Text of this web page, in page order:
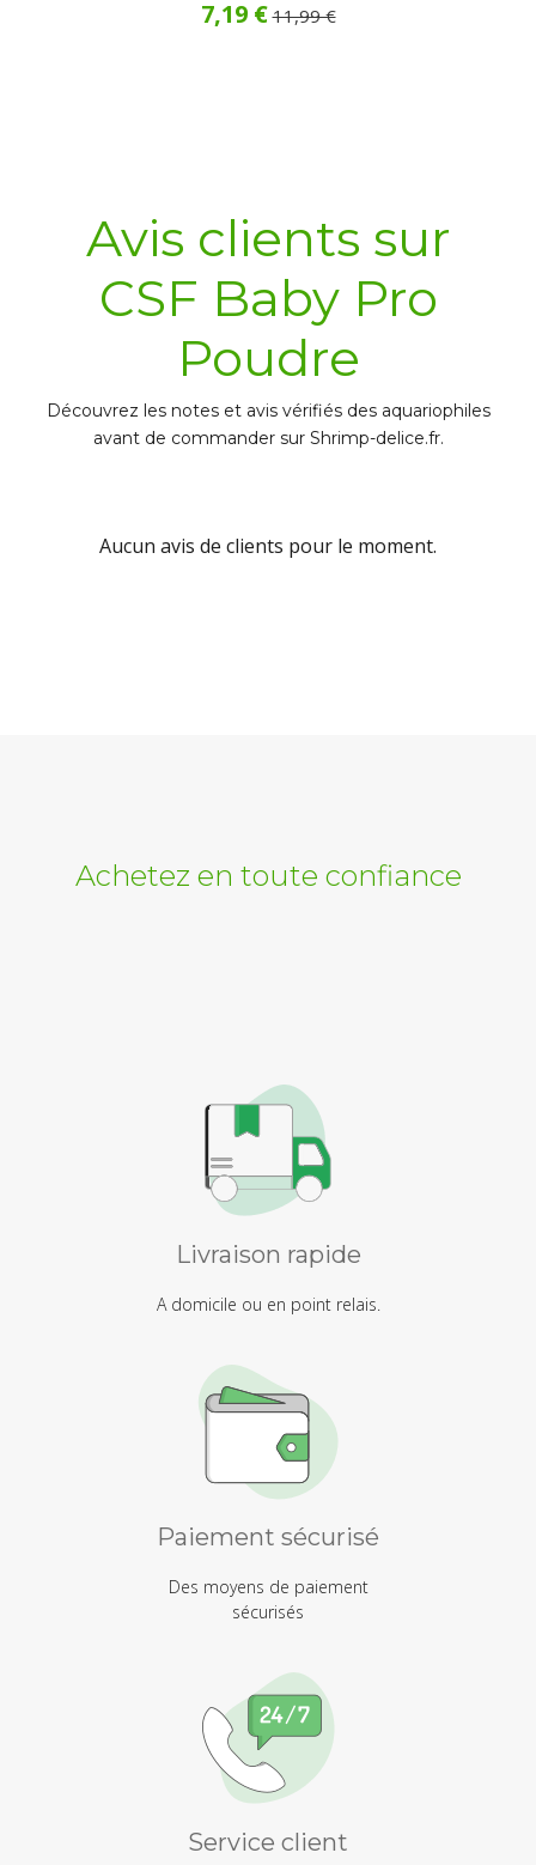
7,19 € 11,99 €
Avis clients sur
CSF Baby Pro
Poudre
Découvrez les notes et avis vérifiés des aquariophiles
avant de commander sur Shrimp-delice.fr.
Aucun avis de clients pour le moment.
Achetez en toute confiance
Livraison rapide
A domicile ou en point relais.
Paiement sécurisé
Des moyens de paiement
sécurisés
Service client